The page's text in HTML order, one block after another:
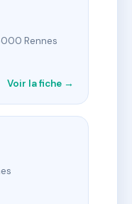
Rennes
Voir la fiche →